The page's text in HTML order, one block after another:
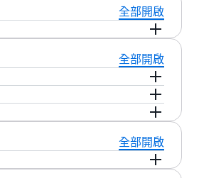
保持更長的深度工作時間塊。
、工單和反饋中學習，以更好
保持一致。
全部開啟
有任務在隔離的環境中執行，確
：更改通過 PR 提交，保持代
循現有的倉庫權限和訪問控制
全部開啟
發任務
功能時處理輔助任務
開發
和更新
調開銷
理
檢查
全部開啟